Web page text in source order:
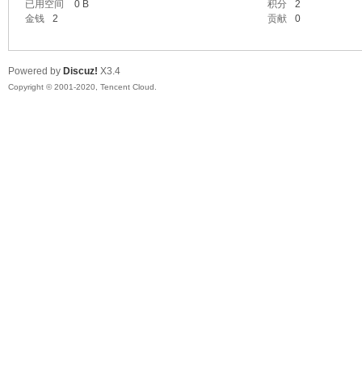
已用空间
0 B 积分
2
金钱
2 贡献 0
Powered by Discuz! X3.4
Copyright © 2001-2020, Tencent Cloud.